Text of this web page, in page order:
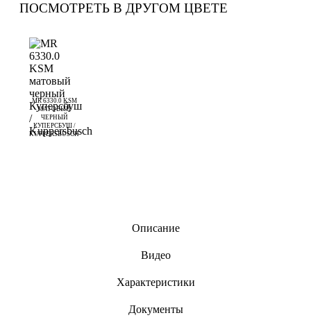
ПОСМОТРЕТЬ В ДРУГОМ ЦВЕТЕ
MR 6330.0 KSM
МАТОВЫЙ
ЧЕРНЫЙ
КУПЕРСБУШ /
KUPPERSBUSCH
Описание
Видео
Характеристики
Документы